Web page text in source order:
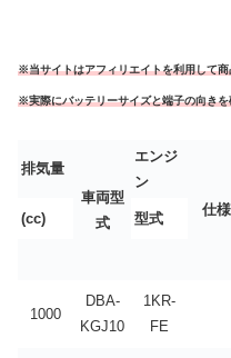
※当サイトはアフィリエイトを利用して
※実際にバッテリーサイズと端子の向きを
排気量
車両型
式
エンジ
ン
仕様
(cc) 型式
1000
DBA-
KGJ10
1KR-
FE